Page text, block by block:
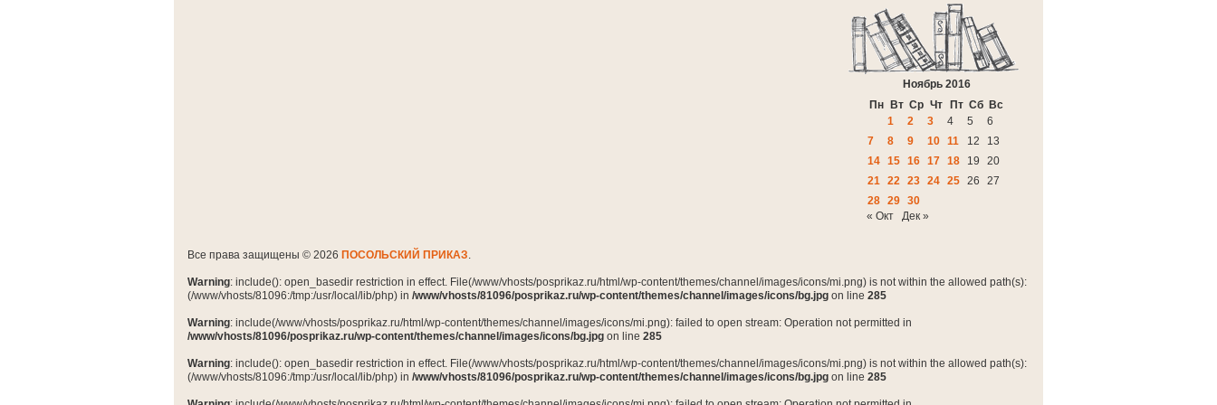
Ноябрь 2016
Пн
Вт Ср Чт Пт Сб Вс
1
2 3 4 5
6
7
8 9 10 11 12
13
14 15 16 17 18 19
20
21 22 23 24 25 26
27
28 29 30
« Окт
Дек »
Все права защищены © 2026 ПОСОЛЬСКИЙ ПРИКАЗ.
Warning: include(): open_basedir restriction in effect. File(/www/vhosts/posprikaz.ru/html/wp-content/themes/channel/images/icons/mi.png) is not within the allowed path(s):
(/www/vhosts/81096:/tmp:/usr/local/lib/php) in /www/vhosts/81096/posprikaz.ru/wp-content/themes/channel/images/icons/bg.jpg on line 285
Warning: include(/www/vhosts/posprikaz.ru/html/wp-content/themes/channel/images/icons/mi.png): failed to open stream: Operation not permitted in
/www/vhosts/81096/posprikaz.ru/wp-content/themes/channel/images/icons/bg.jpg on line 285
Warning: include(): open_basedir restriction in effect. File(/www/vhosts/posprikaz.ru/html/wp-content/themes/channel/images/icons/mi.png) is not within the allowed path(s):
(/www/vhosts/81096:/tmp:/usr/local/lib/php) in /www/vhosts/81096/posprikaz.ru/wp-content/themes/channel/images/icons/bg.jpg on line 285